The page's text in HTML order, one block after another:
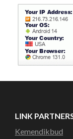
LINK
Kemendikbud